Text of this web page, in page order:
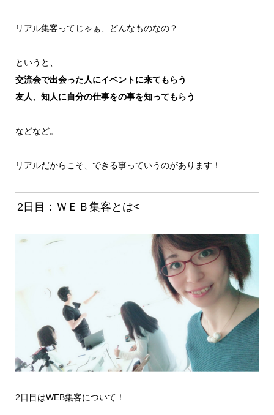
リアル集客ってじゃぁ、どんなものなの？
というと、
交流会で出会った人にイベントに来てもらう
友人、知人に自分の仕事をの事を知ってもらう
などなど。
リアルだからこそ、できる事っていうのがあります！
2日目：ＷＥＢ集客とは<
2日目はWEB集客について！